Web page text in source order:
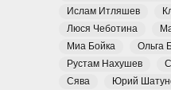
Ислам Итляшев
Люся Чеботина
Миа Бойка
Ольга
Рустам Нахушев
Сява
Юрий